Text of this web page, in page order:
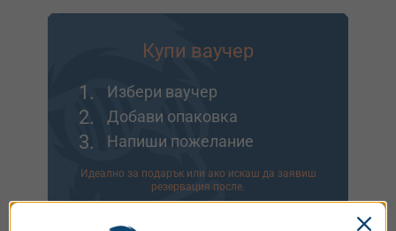
Купи ваучер
1. Избери ваучер
2. Добави опаковка
3. Напиши пожелание
Идеално за подарък или ако искаш да заявиш
резервация после.